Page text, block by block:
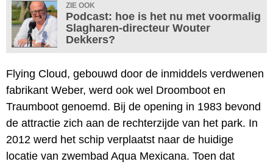
ZIE OOK
Podcast: hoe is het nu met voormalig
Slagharen-directeur Wouter
Dekkers?
Flying Cloud, gebouwd door de inmiddels verdwenen
fabrikant Weber, werd ook wel Droomboot en
Traumboot genoemd. Bij de opening in 1983 bevond
de attractie zich aan de rechterzijde van het park. In
2012 werd het schip verplaatst naar de huidige
locatie van zwembad Aqua Mexicana. Toen dat